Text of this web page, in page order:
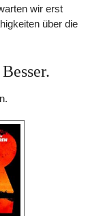
wir erst
über die